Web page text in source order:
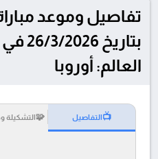
تفاصيل وموعد مباراة
العالم: أوروبا
📺التفاصيل 🧩التشكيلة